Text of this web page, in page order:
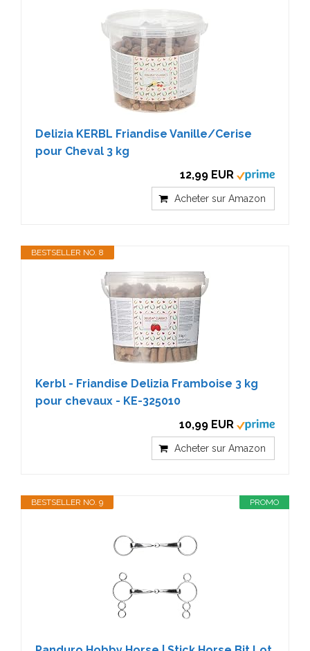
Delizia KERBL Friandise Vanille/Cerise
pour Cheval 3 kg
12,99 EUR
Acheter sur Amazon
BESTSELLER NO. 8
Kerbl - Friandise Delizia Framboise 3 kg
pour chevaux - KE-325010
10,99 EUR
Acheter sur Amazon
PROMO
BESTSELLER NO. 9